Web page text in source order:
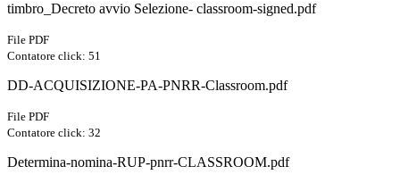
timbro_Decreto avvio Selezione- classroom-signed.pdf
File PDF
Contatore click: 51
DD-ACQUISIZIONE-PA-PNRR-Classroom.pdf
File PDF
Contatore click: 32
Determina-nomina-RUP-pnrr-CLASSROOM.pdf